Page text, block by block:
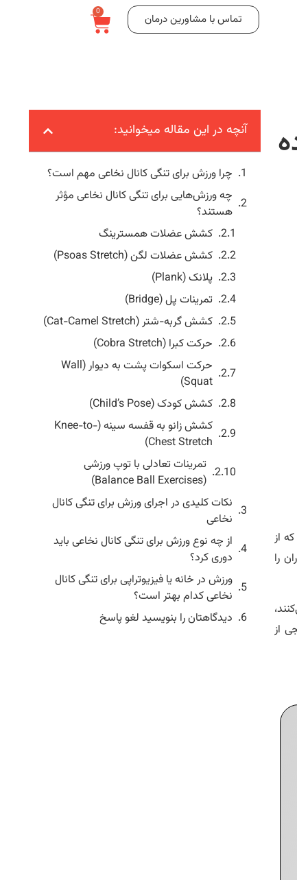
تماس با مشاورین درمان
0
از
را
از
آنچه در این مقاله میخوانید:
چرا ورزش برای تنگی کانال نخاعی مهم است؟
چه ورزش‌هایی برای تنگی کانال نخاعی مؤثر
هستند؟
کشش عضلات همسترینگ
کشش عضلات لگن (Psoas Stretch)
پلانک (Plank)
تمرینات پل (Bridge)
کشش گربه-شتر (Cat-Camel Stretch)
حرکت کبرا (Cobra Stretch)
حرکت اسکوات پشت به دیوار (Wall
Squat)
کشش کودک (Child’s Pose)
کشش زانو به قفسه سینه (Knee-to-
Chest Stretch)
تمرینات تعادلی با توپ ورزشی
(Balance Ball Exercises)
نکات کلیدی در اجرای ورزش برای تنگی کانال
نخاعی
از چه نوع ورزش برای تنگی کانال نخاعی باید
دوری کرد؟
ورزش در خانه یا فیزیوتراپی برای تنگی کانال
نخاعی کدام بهتر است؟
دیدگاهتان را بنویسید لغو پاسخ